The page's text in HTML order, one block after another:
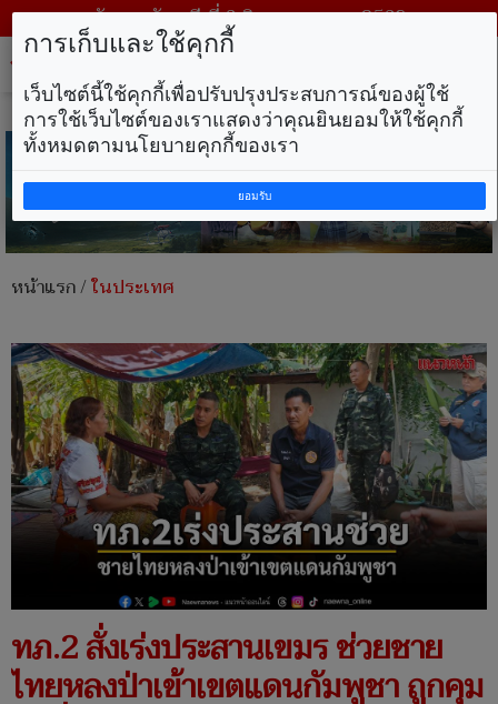
วันพฤหัสบดี ที่ 6 สิงหาคม พ.ศ. 2569
หน้าแรก/ในประเทศ
ทภ.2 สั่งเร่งประสานเขมร ช่วยชาย
ไทยหลงป่าเข้าเขตแดนกัมพูชา ถูกคุม
การเก็บและใช้คุกกี้
เว็บไซต์นี้ใช้คุกกี้เพื่อปรับปรุงประสบการณ์ของผู้ใช้
การใช้เว็บไซต์ของเราแสดงว่าคุณยินยอมให้ใช้คุกกี้
ทั้งหมดตามนโยบายคุกกี้ของเรา
ยอมรับ